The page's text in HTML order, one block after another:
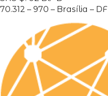
70.312 – 970 – Brasília – DF